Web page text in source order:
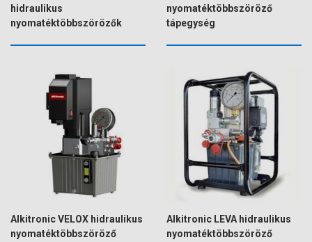
hidraulikus
nyomatéktöbbszörözők
nyomatéktöbbszöröző
tápegység
Alkitronic VELOX hidraulikus
nyomatéktöbbszöröző
Alkitronic LEVA hidraulikus
nyomatéktöbbszöröző